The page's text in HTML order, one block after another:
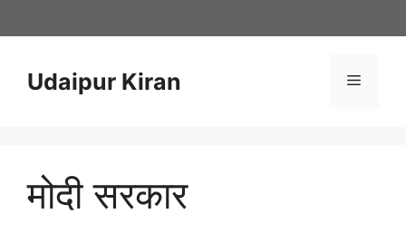
to
Udaipur Kiran Menu
मोदी सरकार